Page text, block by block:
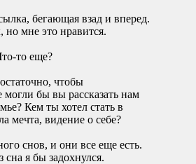
бегающая взад и вперед.
мне это нравится.
то еще?
чтобы
могли бы вы рассказать нам
Кем ты хотел стать в
мечта, видение о себе?
снов, и они все еще есть.
сна я бы задохнулся.